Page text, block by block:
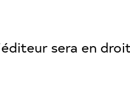
sera en